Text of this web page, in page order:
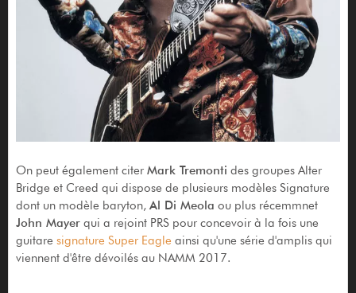
On peut également citer Mark Tremonti des groupes Alter
Bridge et Creed qui dispose de plusieurs modèles Signature
dont un modèle baryton, Al Di Meola ou plus récemmnet
John Mayerqui a rejoint PRS pour concevoir à la fois une
guitare signature Super Eagle ainsi qu'une série d'amplis qui
viennent d'être dévoilés au NAMM 2017.